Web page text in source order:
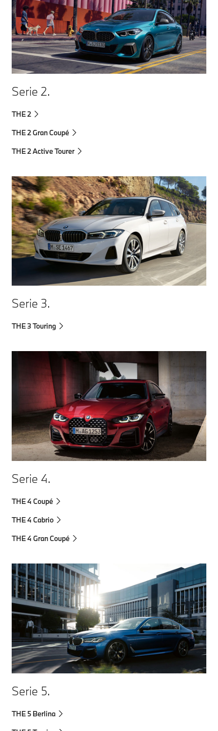
Serie 2.
THE 2
THE 2 Gran Coupé
THE 2 Active Tourer
Serie 3.
THE 3 Touring
Serie 4.
THE 4 Coupé
THE 4 Cabrio
THE 4 Gran Coupé
Serie 5.
THE 5 Berlina